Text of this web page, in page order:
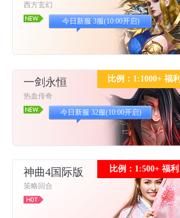
西方玄幻
今日新服 3服(10:00开启)
比例：1:1000+ 福利
一剑永恒
热血传奇
今日新服 32服(10:00开启)
比例：1:500+ 福利
神曲4国际版
策略回合